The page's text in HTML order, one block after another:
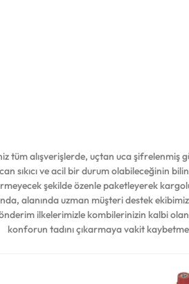
alışverişlerde, uçtan uca şifrelenmiş
can sıkıcı ve acil bir durum
şekilde özenle paketleyerek
alanında uzman müşteri destek
ilkelerimizle kombilerinizin kalbi
konforun tadını çıkarmaya vakit